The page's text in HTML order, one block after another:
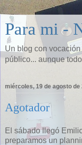
Para mi -
Un blog con
público... aunque
miércoles, 19 de agosto de
Agotador
El sábado llegó
preparamos un